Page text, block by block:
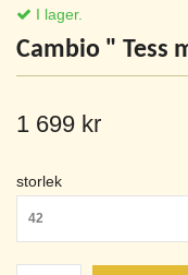
I lager.
Cambio " Tess
1 699 kr
storlek
42